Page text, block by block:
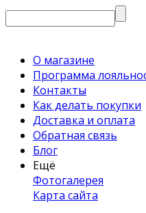
О магазине
Программа
Контакты
Как делать покупки
Доставка и оплата
Обратная связь
Блог
Ещё
Фотогалерея
Карта сайта